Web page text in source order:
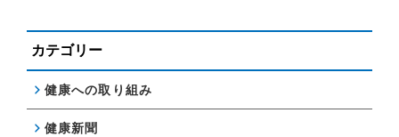
カテゴリー
健康への取り組み
健康新聞